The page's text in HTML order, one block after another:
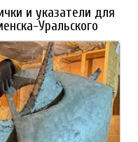
и указатели для
Уральского